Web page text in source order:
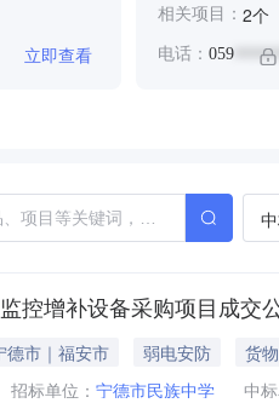
立即查看
相关项目： 2个
电话： 059
控增补设备采购项目成交
德市｜福安市 弱电安防
货物
招标单位： 宁德市民族中学
中